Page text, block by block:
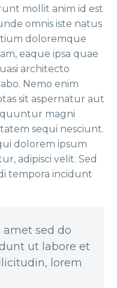
mollit anim id est
omnis iste natus
doloremque
eaque ipsa quae
architecto
Nemo enim
sit aspernatur aut
magni
sequi nesciunt.
dolorem ipsum
adipisci velit. Sed
tempora incidunt
sed do
ut labore et
lorem